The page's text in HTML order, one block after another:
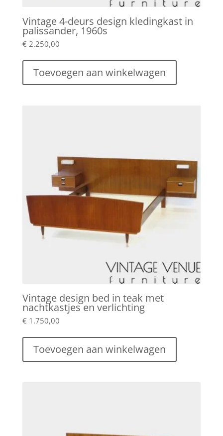
Vintage 4-deurs design kledingkast in
palissander, 1960s
€ 2.250,00
Toevoegen aan winkelwagen
Vintage design bed in teak met
nachtkastjes en verlichting
€ 1.750,00
Toevoegen aan winkelwagen